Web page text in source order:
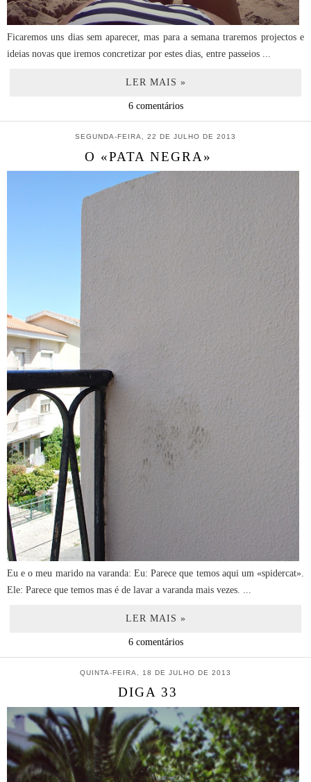
Ficaremos uns dias sem aparecer, mas para a semana traremos projectos e
ideias novas que iremos concretizar por estes dias, entre passeios ...
LER MAIS »
6 comentários
SEGUNDA-FEIRA, 22 DE JULHO DE 2013
O «PATA NEGRA»
Eu e o meu marido na varanda: Eu: Parece que temos aqui um «spidercat».
Ele: Parece que temos mas é de lavar a varanda mais vezes. ...
LER MAIS »
6 comentários
QUINTA-FEIRA, 18 DE JULHO DE 2013
DIGA 33